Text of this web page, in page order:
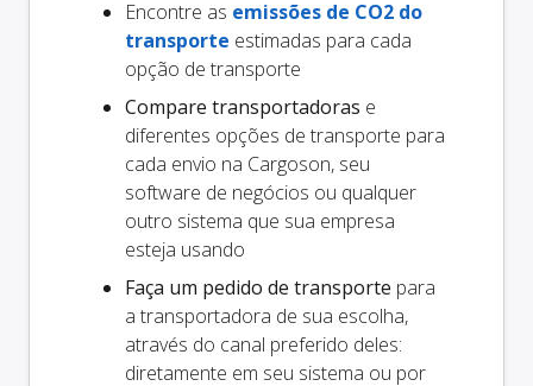
Encontre as emissões de CO2 do
transporte estimadas para cada
opção de transporte
Compare transportadoras e
diferentes opções de transporte para
cada envio na Cargoson, seu
software de negócios ou qualquer
outro sistema que sua empresa
esteja usando
Faça um pedido de transporte para
a transportadora de sua escolha,
através do canal preferido deles:
diretamente em seu sistema ou por